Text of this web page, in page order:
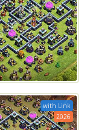
with Link
2026